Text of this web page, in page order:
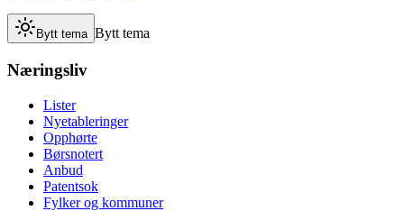
Bytt tema Bytt tema
Næringsliv
Lister
Nyetableringer
Opphørte
Børsnotert
Anbud
Patentsok
Fylker og kommuner